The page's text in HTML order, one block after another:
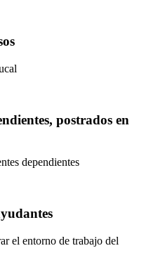
postrados en
dependientes
el entorno de trabajo del